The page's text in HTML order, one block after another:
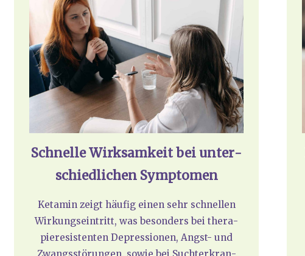
Schnel­le Wirk­sam­keit bei unter­
schied­li­chen Sym­pto­men
Ket­amin zeigt häu­fig einen sehr schnel­len
Wir­kungs­ein­tritt, was beson­ders bei the­ra­
pie­re­sis­ten­ten Depres­sio­nen, Angst- und